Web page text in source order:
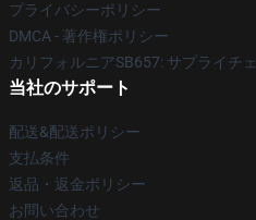
プライバシーポリシー
DMCA - 著作権ポリシー
カリフォルニアSB657: サプライチ
当社のサポート
配送&配送ポリシー
支払条件
返品・返金ポリシー
お問い合わせ